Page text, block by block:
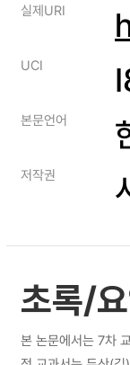
실제URI
UCI
본문언어
저작권
초록/
본 논문에서는 7차